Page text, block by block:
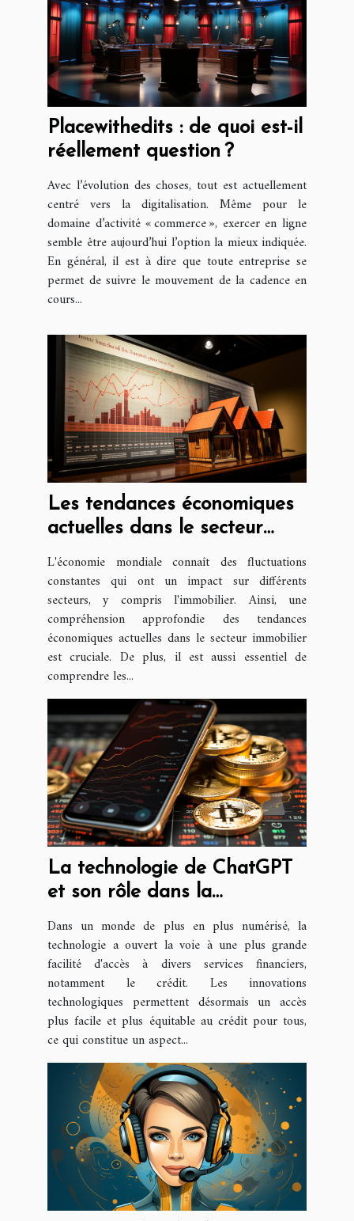
Placewithedits : de quoi est-il
réellement question ?
Avec l’évolution des choses, tout est actuellement
centré vers la digitalisation. Même pour le
domaine d’activité « commerce », exercer en ligne
semble être aujourd’hui l’option la mieux indiquée.
En général, il est à dire que toute entreprise se
permet de suivre le mouvement de la cadence en
cours...
Les tendances économiques
actuelles dans le secteur
juridique
L'économie mondiale connaît des fluctuations
constantes qui ont un impact sur différents
secteurs, y compris l'immobilier. Ainsi, une
compréhension approfondie des tendances
économiques actuelles dans le secteur immobilier
est cruciale. De plus, il est aussi essentiel de
comprendre les...
La technologie de ChatGPT
et son rôle dans la
crédit
Dans un monde de plus en plus numérisé, la
technologie a ouvert la voie à une plus grande
facilité d'accès à divers services financiers,
notamment le crédit. Les innovations
technologiques permettent désormais un accès
plus facile et plus équitable au crédit pour tous,
ce qui constitue un aspect...